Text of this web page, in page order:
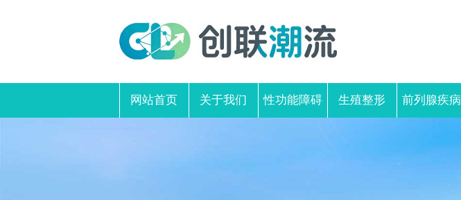
网站首页 关于我们 性功能障碍 生殖整形 前列腺疾病